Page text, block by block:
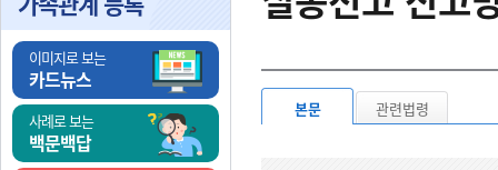
이미지로 보는
카드뉴스
사례로 보는
백문백답
본문 관련법령